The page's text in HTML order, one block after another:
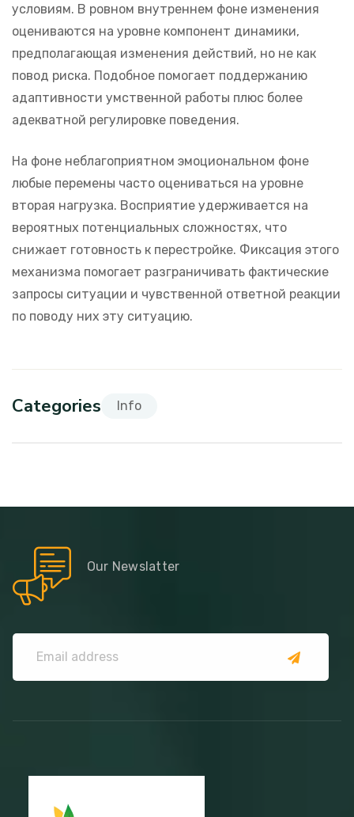
условиям. В ровном внутреннем фоне изменения
оцениваются на уровне компонент динамики,
предполагающая изменения действий, но не как
повод риска. Подобное помогает поддержанию
адаптивности умственной работы плюс более
адекватной регулировке поведения.
На фоне неблагоприятном эмоциональном фоне
любые перемены часто оцениваться на уровне
вторая нагрузка. Восприятие удерживается на
вероятных потенциальных сложностях, что
снижает готовность к перестройке. Фиксация этого
механизма помогает разграничивать фактические
запросы ситуации и чувственной ответной реакции
по поводу них эту ситуацию.
Categories Info
Our Newslatter